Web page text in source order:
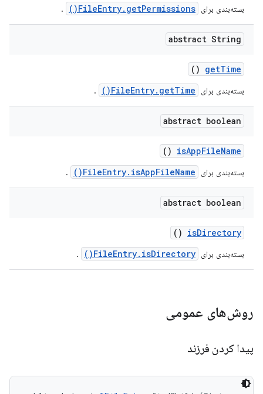
بسته‌بندی برای FileEntry.getPermissions()
.
abstract String
getTime
()
بسته‌بندی برای FileEntry.getTime()
.
abstract boolean
isAppFileName
()
بسته‌بندی برای FileEntry.isAppFileName()
.
abstract boolean
isDirectory
()
بسته‌بندی برای FileEntry.isDirectory()
.
روش‌های عمومی
پیدا کردن فرزند